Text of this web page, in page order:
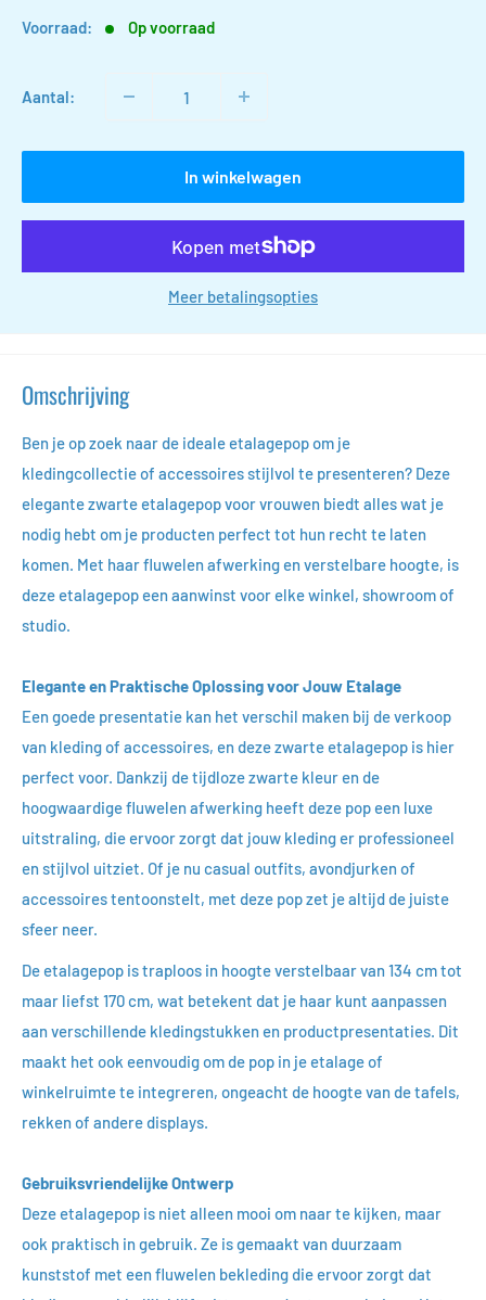
Voorraad: Op voorraad
Aantal:
In winkelwagen
Meer betalingsopties
Omschrijving
Ben je op zoek naar de ideale etalagepop om je
kledingcollectie of accessoires stijlvol te presenteren? Deze
elegante zwarte etalagepop voor vrouwen biedt alles wat je
nodig hebt om je producten perfect tot hun recht te laten
komen. Met haar fluwelen afwerking en verstelbare hoogte, is
deze etalagepop een aanwinst voor elke winkel, showroom of
studio.
Elegante en Praktische Oplossing voor Jouw Etalage
Een goede presentatie kan het verschil maken bij de verkoop
van kleding of accessoires, en deze zwarte etalagepop is hier
perfect voor. Dankzij de tijdloze zwarte kleur en de
hoogwaardige fluwelen afwerking heeft deze pop een luxe
uitstraling, die ervoor zorgt dat jouw kleding er professioneel
en stijlvol uitziet. Of je nu casual outfits, avondjurken of
accessoires tentoonstelt, met deze pop zet je altijd de juiste
sfeer neer.
De etalagepop is traploos in hoogte verstelbaar van 134 cm tot
maar liefst 170 cm, wat betekent dat je haar kunt aanpassen
aan verschillende kledingstukken en productpresentaties. Dit
maakt het ook eenvoudig om de pop in je etalage of
winkelruimte te integreren, ongeacht de hoogte van de tafels,
rekken of andere displays.
Gebruiksvriendelijke Ontwerp
Deze etalagepop is niet alleen mooi om naar te kijken, maar
ook praktisch in gebruik. Ze is gemaakt van duurzaam
kunststof met een fluwelen bekleding die ervoor zorgt dat